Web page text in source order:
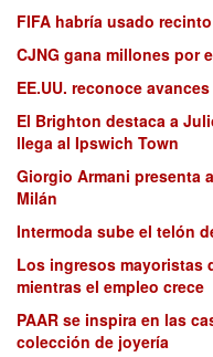
FIFA habría usado
CJNG gana millones por
EE.UU. reconoce
El Brighton destaca a
llega al Ipswich Town
Giorgio Armani presenta
Milán
Intermoda sube el telón
Los ingresos mayoristas
mientras el empleo crece
PAAR se inspira en las
colección de joyería